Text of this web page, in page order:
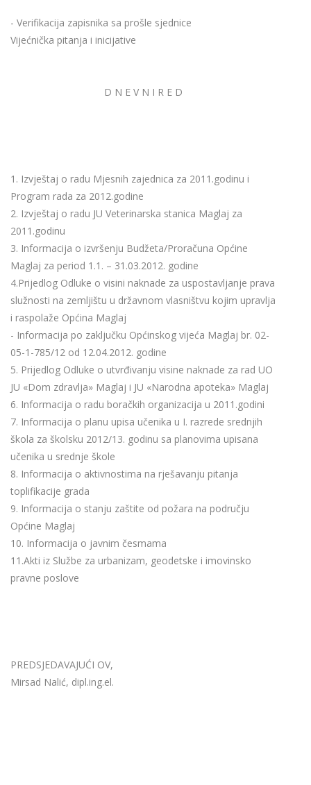
- Verifikacija zapisnika sa prošle sjednice
Vijećnička pitanja i inicijative
D N E V N I R E D
1. Izvještaj o radu Mjesnih zajednica za 2011.godinu i
Program rada za 2012.godine
2. Izvještaj o radu JU Veterinarska stanica Maglaj za
2011.godinu
3. Informacija o izvršenju Budžeta/Proračuna Općine
Maglaj za period 1.1. – 31.03.2012. godine
4.Prijedlog Odluke o visini naknade za uspostavljanje prava
služnosti na zemljištu u državnom vlasništvu kojim upravlja
i raspolaže Općina Maglaj
- Informacija po zaključku Općinskog vijeća Maglaj br. 02-
05-1-785/12 od 12.04.2012. godine
5. Prijedlog Odluke o utvrđivanju visine naknade za rad UO
JU «Dom zdravlja» Maglaj i JU «Narodna apoteka» Maglaj
6. Informacija o radu boračkih organizacija u 2011.godini
7. Informacija o planu upisa učenika u I. razrede srednjih
škola za školsku 2012/13. godinu sa planovima upisana
učenika u srednje škole
8. Informacija o aktivnostima na rješavanju pitanja
toplifikacije grada
9. Informacija o stanju zaštite od požara na području
Općine Maglaj
10. Informacija o javnim česmama
11.Akti iz Službe za urbanizam, geodetske i imovinsko
pravne poslove
PREDSJEDAVAJUĆI OV,
Mirsad Nalić, dipl.ing.el.